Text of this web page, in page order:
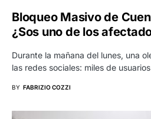
Bloqueo Masivo de
¿Sos uno de los
Durante la mañana del lunes, una
las redes sociales: miles de
BY FABRIZIO COZZI